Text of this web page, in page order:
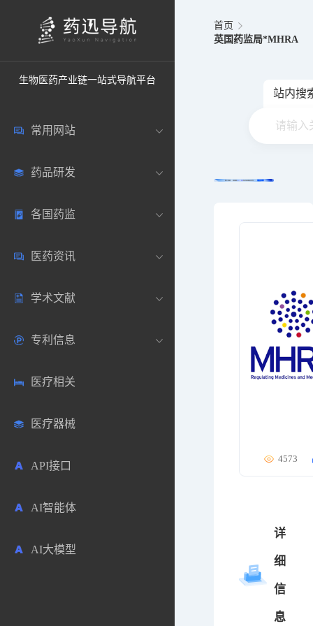
生物医药产业链一站式导航平台
常用网站
中国常用
药圈资讯
邮箱登录
药典网站
药品研发
药研数据库
药品说明书
药物临床
生物数据库
药品市场信息
合成化工
药物分析
毒性数据库
原辅料包材
各国药监
中国
美国
欧洲
日本
其他各国
医药资讯
医药新闻
医药论坛
药研咨询
医药科普
学术文献
学术搜索
SciHub文献
文献下载
文献管理
专利信息
各国专利局官方查询
医药专利
商业专利数据库
免费专利库
医疗相关
医疗器械
API接口
AI智能体
AI大模型
首页
英国药监局*MHRA
站内搜
4573
详
细
信
息